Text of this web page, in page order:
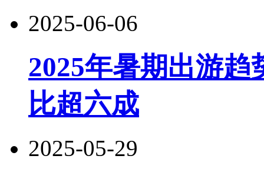
2025-06-06
2025年暑期出游
比超六成
2025-05-29